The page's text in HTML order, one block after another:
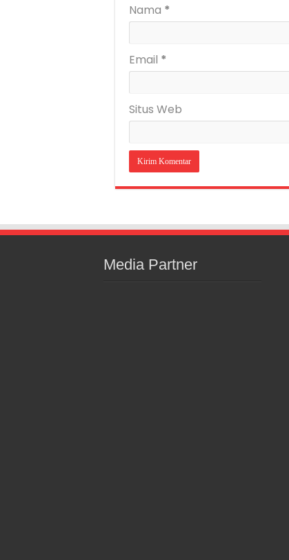
Nama *
Email *
Situs Web
Media Partner